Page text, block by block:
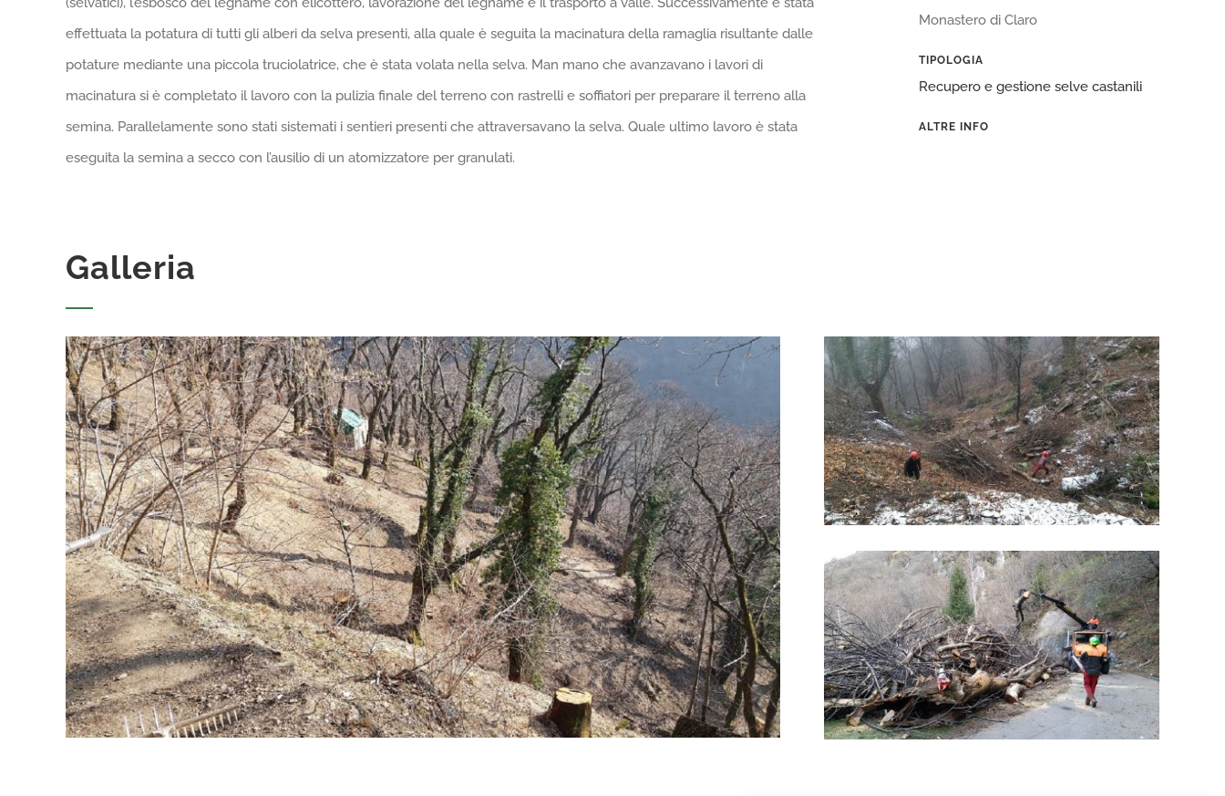
effettuata la potatura di tutti gli alberi da selva presenti, alla quale è seguita la macinatura della ramaglia risultante dalle
potature mediante una piccola truciolatrice, che è stata volata nella selva. Man mano che avanzavano i lavori di
macinatura si è completato il lavoro con la pulizia finale del terreno con rastrelli e soffiatori per preparare il terreno alla
semina. Parallelamente sono stati sistemati i sentieri presenti che attraversavano la selva. Quale ultimo lavoro è stata
eseguita la semina a secco con l’ausilio di un atomizzatore per granulati.
Monastero di Claro
TIPOLOGIA
Recupero e gestione selve castanili
ALTRE INFO
Galleria